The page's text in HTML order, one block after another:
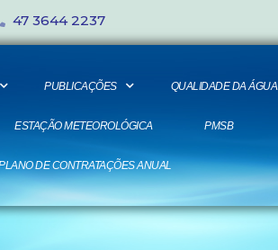
47 3644 2237
PUBLICAÇÕES QUALIDADE DA ÁGUA
ESTAÇÃO METEOROLÓGICA PMSB
DE CONTRATAÇÕES ANUAL